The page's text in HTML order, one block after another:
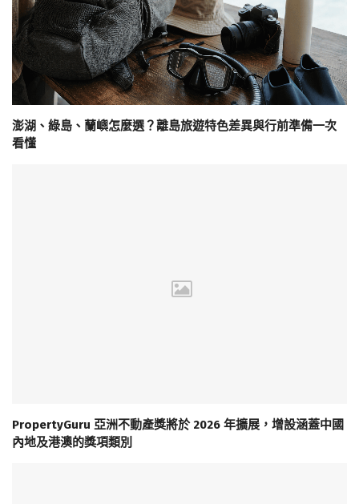
澎湖、綠島、蘭嶼怎麼選？離島旅遊特色差異與行前準備一次
看懂
PropertyGuru 亞洲不動產獎將於 2026 年擴展，增設涵蓋中國
內地及港澳的獎項類別